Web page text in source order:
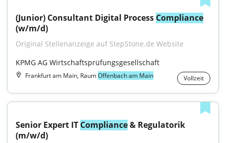
(Junior) Consultant Digital Process Compliance
(w/m/d)
Original Stellenanzeige auf StepStone.de Website
KPMG AG Wirtschaftsprüfungsgesellschaft
Frankfurt am Main, RaumOffenbach am Main Vollzeit
Senior Expert IT Compliance & Regulatorik
(m/w/d)